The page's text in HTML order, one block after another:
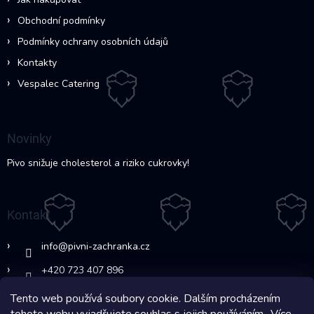
Tento web používá soubory cookie. Dalším procházením
Obchodní podmínky
Podmínky ochrany osobních údajů
Kontakty
Vespalec Catering
Novinky
Pivo snižuje cholesterol a riziko cukrovky!
Kontakt
info@pivni-zachranka.cz
+420 723 407 896
https://www.facebook.com/www.fb.co